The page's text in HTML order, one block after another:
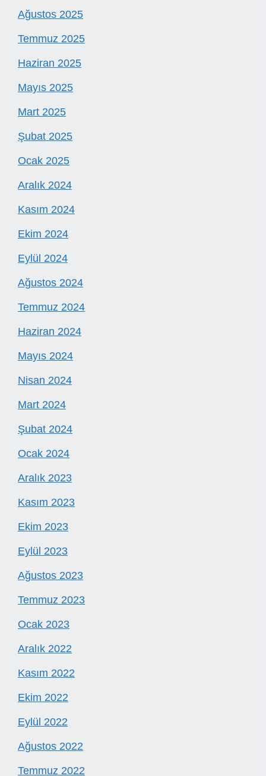
Ağustos 2025
Temmuz 2025
Haziran 2025
Mayıs 2025
Mart 2025
Şubat 2025
Ocak 2025
Aralık 2024
Kasım 2024
Ekim 2024
Eylül 2024
Ağustos 2024
Temmuz 2024
Haziran 2024
Mayıs 2024
Nisan 2024
Mart 2024
Şubat 2024
Ocak 2024
Aralık 2023
Kasım 2023
Ekim 2023
Eylül 2023
Ağustos 2023
Temmuz 2023
Ocak 2023
Aralık 2022
Kasım 2022
Ekim 2022
Eylül 2022
Ağustos 2022
Temmuz 2022